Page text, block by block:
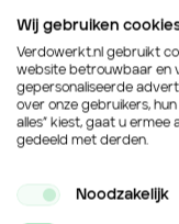
4,6 / 5van de
Bekijk Google
Wij gebruiken
Verdowerkt.nl gebruikt
website betrouwbaar en
gepersonaliseerde
over onze gebruikers,
alles” kiest, gaat u
gedeeld met derden.
Noodzakelijk